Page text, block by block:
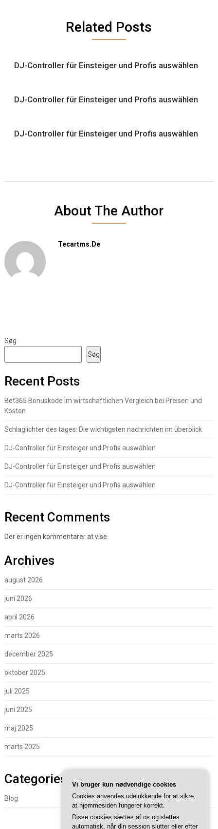
Related Posts
DJ-Controller für Einsteiger und Profis auswählen
DJ-Controller für Einsteiger und Profis auswählen
DJ-Controller für Einsteiger und Profis auswählen
About The Author
Tecartms.de
Søg
Søg
Recent Posts
Bet365 Bonuskode im wirtschaftlichen Vergleich bei Preisen und
Kosten
Schlaglichter des tages: Die wichtigsten nachrichten im überblick
DJ-Controller für Einsteiger und Profis auswählen
DJ-Controller für Einsteiger und Profis auswählen
DJ-Controller für Einsteiger und Profis auswählen
Recent Comments
Der er ingen kommentarer at vise.
Archives
august 2026
juni 2026
april 2026
marts 2026
december 2025
oktober 2025
juli 2025
juni 2025
maj 2025
marts 2025
Categories
Blog
Vi bruger kun nødvendige cookies
Cookies anvendes udelukkende for at sikre,
at hjemmesiden fungerer korrekt.
Disse cookies sættes af os og slettes
automatisk, når din session slutter eller efter